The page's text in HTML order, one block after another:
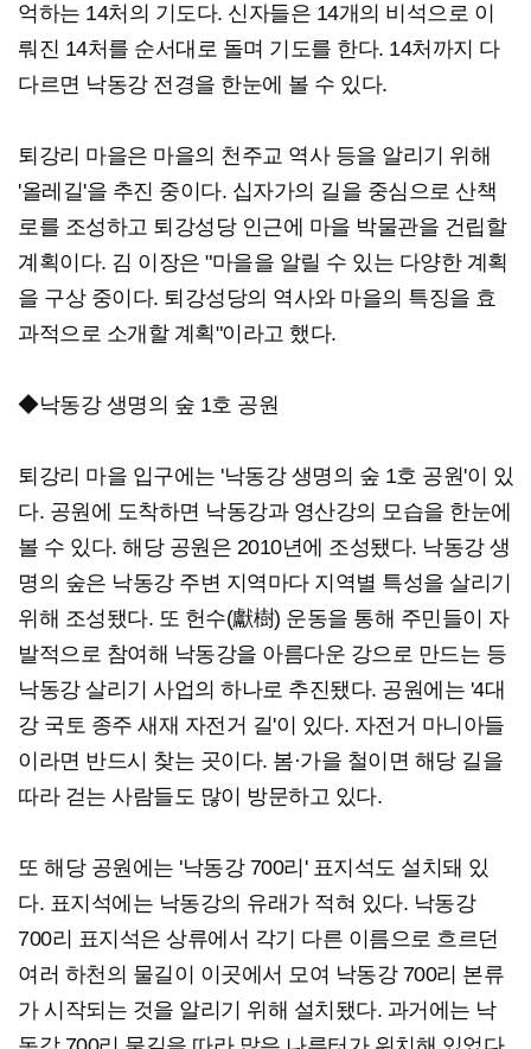
억하는 14처의 기도다. 신자들은 14개의 비석으로 이
뤄진 14처를 순서대로 돌며 기도를 한다. 14처까지 다
다르면 낙동강 전경을 한눈에 볼 수 있다.
퇴강리 마을은 마을의 천주교 역사 등을 알리기 위해
'올레길'을 추진 중이다. 십자가의 길을 중심으로 산책
로를 조성하고 퇴강성당 인근에 마을 박물관을 건립할
계획이다. 김 이장은 "마을을 알릴 수 있는 다양한 계획
을 구상 중이다. 퇴강성당의 역사와 마을의 특징을 효
과적으로 소개할 계획"이라고 했다.
◆낙동강 생명의 숲 1호 공원
퇴강리 마을 입구에는 '낙동강 생명의 숲 1호 공원'이 있
다. 공원에 도착하면 낙동강과 영산강의 모습을 한눈에
볼 수 있다. 해당 공원은 2010년에 조성됐다. 낙동강 생
명의 숲은 낙동강 주변 지역마다 지역별 특성을 살리기
위해 조성됐다. 또 헌수(獻樹) 운동을 통해 주민들이 자
발적으로 참여해 낙동강을 아름다운 강으로 만드는 등
낙동강 살리기 사업의 하나로 추진됐다. 공원에는 '4대
강 국토 종주 새재 자전거 길'이 있다. 자전거 마니아들
이라면 반드시 찾는 곳이다. 봄·가을 철이면 해당 길을
따라 걷는 사람들도 많이 방문하고 있다.
또 해당 공원에는 '낙동강 700리' 표지석도 설치돼 있
다. 표지석에는 낙동강의 유래가 적혀 있다. 낙동강
700리 표지석은 상류에서 각기 다른 이름으로 흐르던
여러 하천의 물길이 이곳에서 모여 낙동강 700리 본류
가 시작되는 것을 알리기 위해 설치됐다. 과거에는 낙